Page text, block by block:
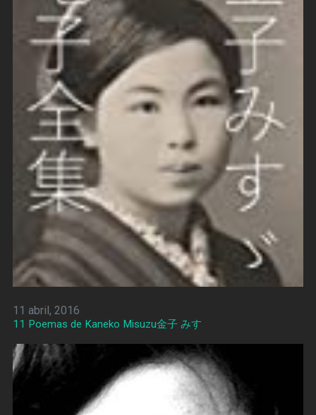
11 abril, 2016
11 Poemas de Kaneko Misuzu金子 みすゞ